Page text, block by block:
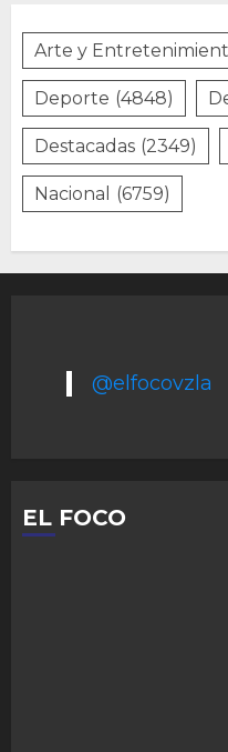
Arte y
Deporte (4848)
Destacadas (2349)
Nacional (6759)
@elfocovzla
EL FOCO